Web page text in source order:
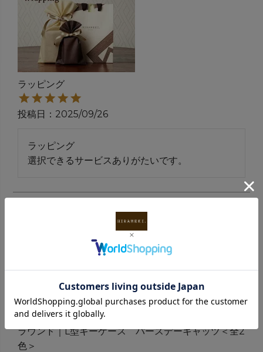
ラッピング
投稿日 2025/09/26
ラッピング
選択できるサービスありがたいです。
ラウンド｜L型キーケース バースデーキャッツ＜全2
色＞